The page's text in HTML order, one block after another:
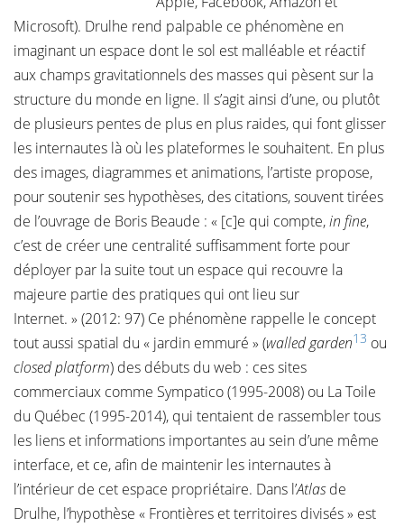
Microsoft). Drulhe rend palpable ce phénomène en
imaginant un espace dont le sol est malléable et réactif
aux champs gravitationnels des masses qui pèsent sur la
structure du monde en ligne. Il s’agit ainsi d’une, ou plutôt
de plusieurs pentes de plus en plus raides, qui font glisser
les internautes là où les plateformes le souhaitent. En plus
des images, diagrammes et animations, l’artiste propose,
pour soutenir ses hypothèses, des citations, souvent tirées
de l’ouvrage de Boris Beaude : « [c]e qui compte,in fine,
c’est de créer une centralité suffisamment forte pour
déployer par la suite tout un espace qui recouvre la
majeure partie des pratiques qui ont lieu sur
Internet. » (2012: 97) Ce phénomène rappelle le concept
tout aussi spatial du « jardin emmuré » (walled garden13 ou
closed platform) des débuts du web : ces sites
commerciaux comme Sympatico (1995-2008) ou La Toile
du Québec (1995-2014), qui tentaient de rassembler tous
les liens et informations importantes au sein d’une même
interface, et ce, afin de maintenir les internautes à
l’intérieur de cet espace propriétaire. Dans l’Atlasde
Drulhe, l’hypothèse « Frontières et territoires divisés » est